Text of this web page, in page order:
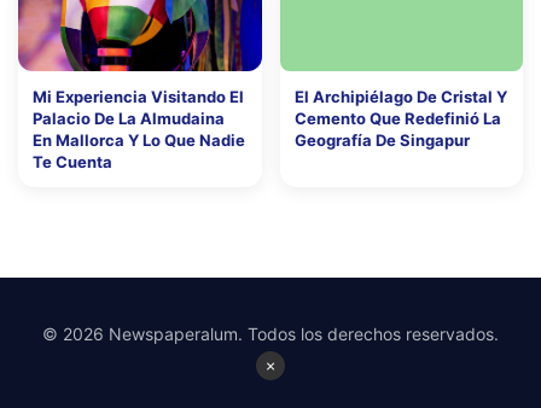
Mi Experiencia Visitando El
Palacio De La Almudaina
En Mallorca Y Lo Que Nadie
Te Cuenta
El Archipiélago De Cristal Y
Cemento Que Redefinió La
Geografía De Singapur
×
© 2026 Newspaperalum. Todos los derechos reservados.